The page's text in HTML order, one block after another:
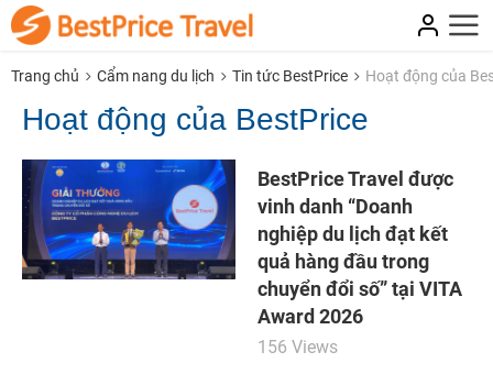
Trang chủ Cẩm nang du lịch Tin tức BestPrice Hoạt động của
Hoạt động của BestPrice
BestPrice Travel được
vinh danh “Doanh
nghiệp du lịch đạt kết
quả hàng đầu trong
chuyển đổi số” tại VITA
Award 2026
156 Views